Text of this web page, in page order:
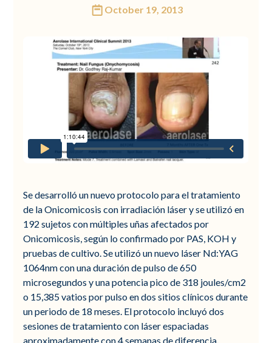
October 19, 2013
Se desarrolló un nuevo protocolo para el tratamiento
de la Onicomicosis con irradiación láser y se utilizó en
192 sujetos con múltiples uñas afectados por
Onicomicosis, según lo confirmado por PAS, KOH y
pruebas de cultivo. Se utilizó un nuevo láser Nd:YAG
1064nm con una duración de pulso de 650
microsegundos y una potencia pico de 318 joules/cm2
o 15,385 vatios por pulso en dos sitios clínicos durante
un periodo de 18 meses. El protocolo incluyó dos
sesiones de tratamiento con láser espaciadas
aproximadamente con 4 semanas de diferencia.